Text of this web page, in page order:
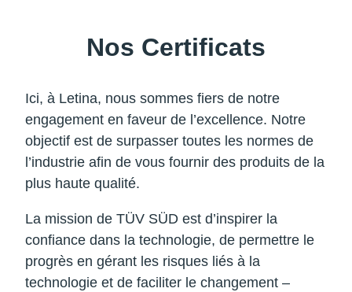
Nos Certificats
Ici, à Letina, nous sommes fiers de notre
engagement en faveur de l’excellence. Notre
objectif est de surpasser toutes les normes de
l’industrie afin de vous fournir des produits de la
plus haute qualité.
La mission de TÜV SÜD est d’inspirer la
confiance dans la technologie, de permettre le
progrès en gérant les risques liés à la
technologie et de faciliter le changement –